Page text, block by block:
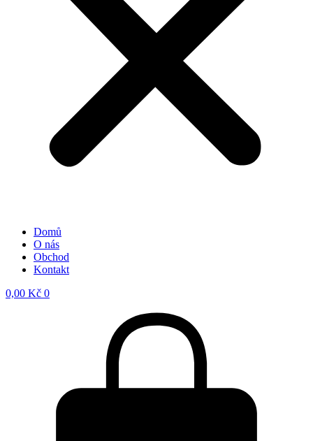
Domů
O nás
Obchod
Kontakt
0,00 Kč 0